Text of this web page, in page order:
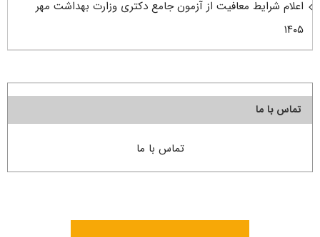
اعلام شرایط معافیت از آزمون جامع دکتری وزارت بهداشت مهر
۱۴۰۵
تماس با ما
تماس با ما